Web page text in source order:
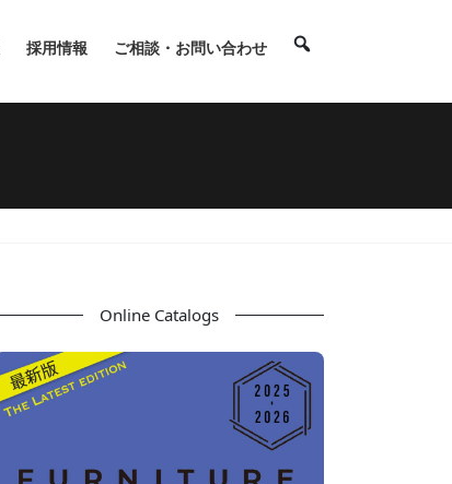
採用情報 ご相談・お問い合わせ
Online Catalogs